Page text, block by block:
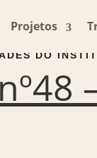
Projetos
DO